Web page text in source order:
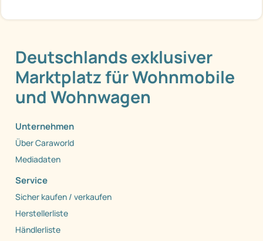
Deutschlands exklusiver
Marktplatz für Wohnmobile
und Wohnwagen
Unternehmen
Über Caraworld
Mediadaten
Service
Sicher kaufen / verkaufen
Herstellerliste
Händlerliste